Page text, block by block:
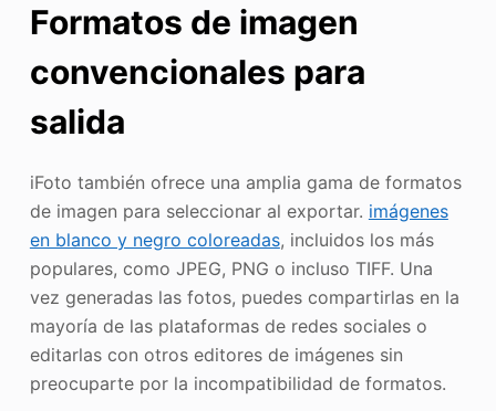
Formatos de imagen
convencionales para
salida
iFoto también ofrece una amplia gama de formatos
de imagen para seleccionar al exportar. imágenes
en blanco y negro coloreadas, incluidos los más
populares, como JPEG, PNG o incluso TIFF. Una
vez generadas las fotos, puedes compartirlas en la
mayoría de las plataformas de redes sociales o
editarlas con otros editores de imágenes sin
preocuparte por la incompatibilidad de formatos.